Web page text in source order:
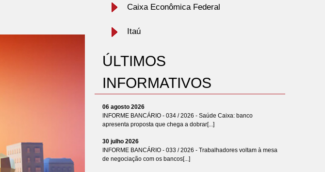
Caixa Econômica Federal
Itaú
ÚLTIMOS
INFORMATIVOS
06 agosto 2026
INFORME BANCÁRIO - 034 / 2026 - Saúde Caixa: banco
apresenta proposta que chega a dobrar[...]
30 julho 2026
INFORME BANCÁRIO - 033 / 2026 - Trabalhadores voltam à mesa
de negociação com os bancos[...]